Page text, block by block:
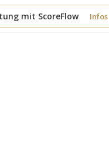
mit ScoreFlow Infos